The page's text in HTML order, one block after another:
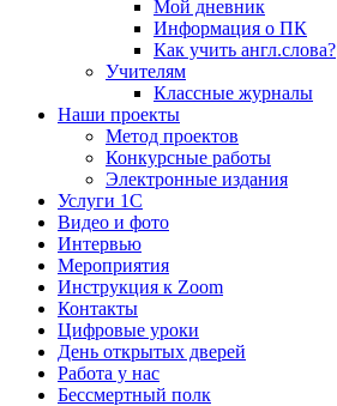
Мой дневник
Информация о ПК
Как учить англ.слова?
Учителям
Классные журналы
Наши проекты
Метод проектов
Конкурсные работы
Электронные издания
Услуги 1C
Видео и фото
Интервью
Мероприятия
Инструкция к Zoom
Контакты
Цифровые уроки
День открытых дверей
Работа у нас
Бессмертный полк